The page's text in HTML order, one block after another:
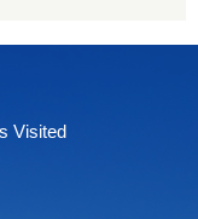
Visited